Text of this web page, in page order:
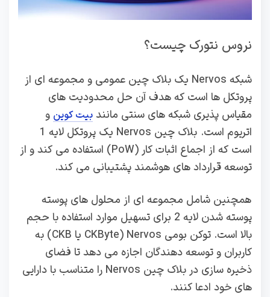
نروس نتورک چیست؟
شبکه Nervos یک بلاک چین عمومی و مجموعه ای از
پروتکل ها است که هدف آن حل محدودیت های
مقیاس پذیری شبکه های سنتی مانند بیت کوین و
اتریوم است. بلاک چین Nervos یک پروتکل لایه 1
است که از اجماع اثبات کار (PoW) استفاده می کند و از
توسعه قرارداد های هوشمند پشتیبانی می کند.
همچنین شامل مجموعه ای از محلول های پوسته
پوسته شدن لایه 2 برای تسهیل موارد استفاده با حجم
بالا است. توکن بومی Nervos (CKByte یا CKB) به
کاربران و توسعه‌ دهندگان اجازه می‌ دهد تا فضای
ذخیره‌ سازی در بلاک چین Nervos را متناسب با دارایی‌
های خود ادعا کنند.